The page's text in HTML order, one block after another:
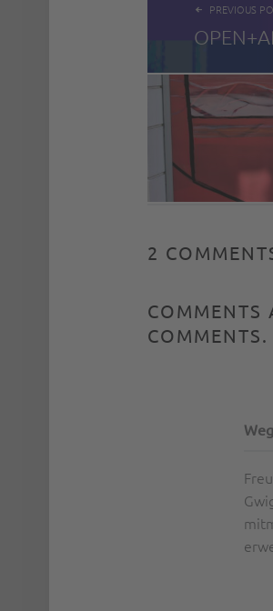
PREVIOUS
2
COMMENTS
COMMENTS.